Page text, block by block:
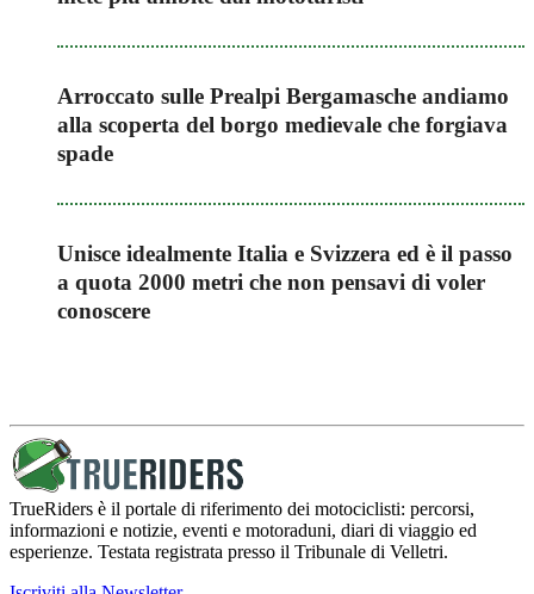
Arroccato sulle Prealpi Bergamasche andiamo
alla scoperta del borgo medievale che forgiava
spade
Unisce idealmente Italia e Svizzera ed è il passo
a quota 2000 metri che non pensavi di voler
conoscere
TrueRiders è il portale di riferimento dei motociclisti: percorsi,
informazioni e notizie, eventi e motoraduni, diari di viaggio ed
esperienze. Testata registrata presso il Tribunale di Velletri.